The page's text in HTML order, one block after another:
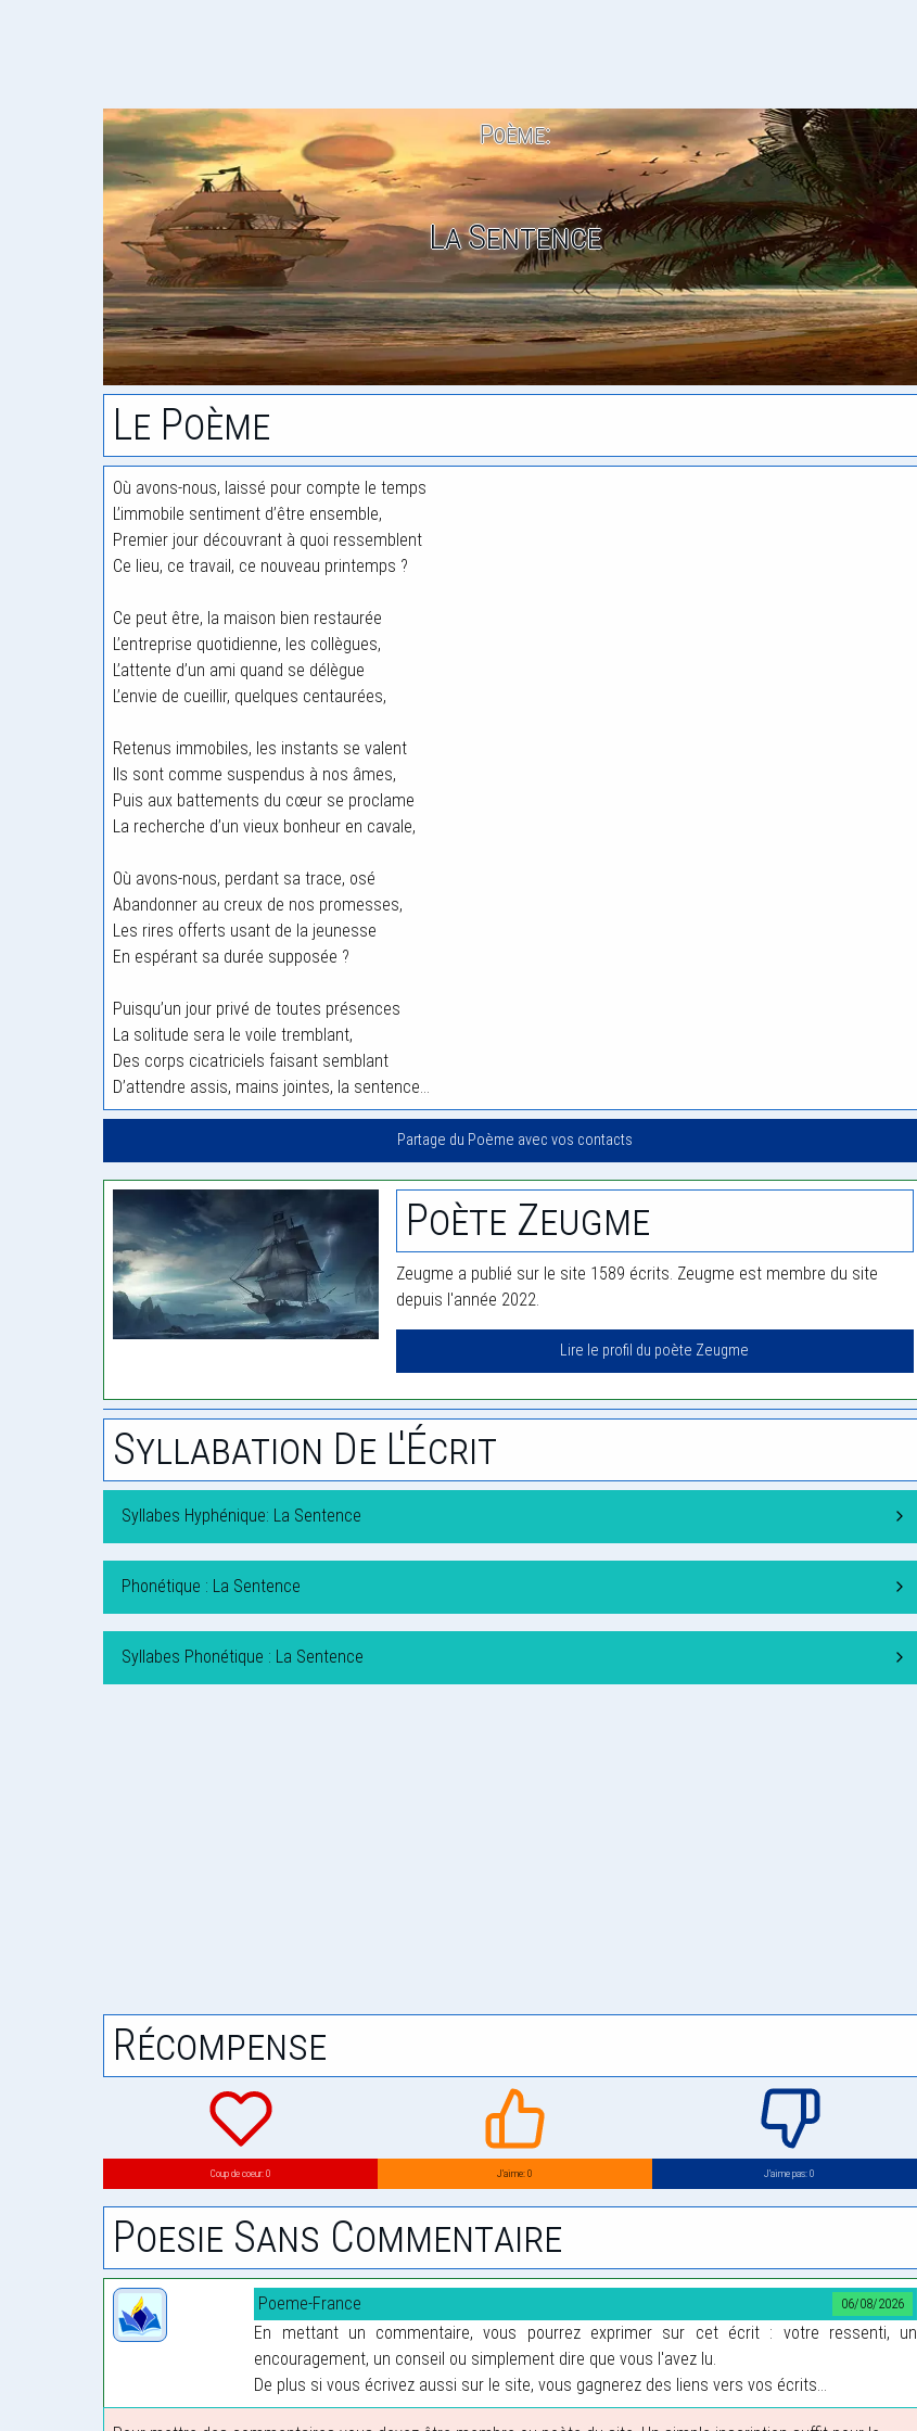
Poème:
La Sentence
Le Poème
Où avons-nous, laissé pour compte le temps
L’immobile sentiment d’être ensemble,
Premier jour découvrant à quoi ressemblent
Ce lieu, ce travail, ce nouveau printemps ?
Ce peut être, la maison bien restaurée
L’entreprise quotidienne, les collègues,
L’attente d’un ami quand se délègue
L’envie de cueillir, quelques centaurées,
Retenus immobiles, les instants se valent
Ils sont comme suspendus à nos âmes,
Puis aux battements du cœur se proclame
La recherche d’un vieux bonheur en cavale,
Où avons-nous, perdant sa trace, osé
Abandonner au creux de nos promesses,
Les rires offerts usant de la jeunesse
En espérant sa durée supposée ?
Puisqu’un jour privé de toutes présences
La solitude sera le voile tremblant,
Des corps cicatriciels faisant semblant
D’attendre assis, mains jointes, la sentence…
Partage du Poème avec vos contacts
Poète Zeugme
Zeugme a publié sur le site 1589 écrits. Zeugme est membre du site
depuis l'année 2022.
Lire le profil du poète Zeugme
Syllabation De L'Écrit
Syllabes Hyphénique: La Sentence
Phonétique : La Sentence
Syllabes Phonétique : La Sentence
Récompense
Coup de coeur: 0 J’aime: 0 J’aime pas: 0
Poesie Sans Commentaire
06/08/2026
Poeme-France
En mettant un commentaire, vous pourrez exprimer sur cet écrit : votre ressenti, un
encouragement, un conseil ou simplement dire que vous l'avez lu.
De plus si vous écrivez aussi sur le site, vous gagnerez des liens vers vos écrits...